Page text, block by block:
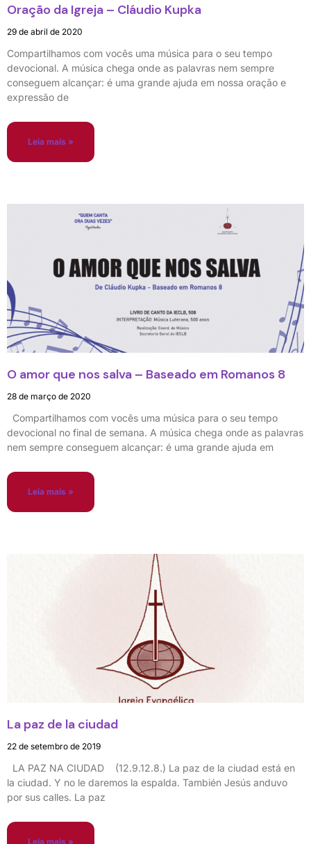
Oração da Igreja – Cláudio Kupka
29 de abril de 2020
Compartilhamos com vocês uma música para o seu tempo
devocional. A música chega onde as palavras nem sempre
conseguem alcançar: é uma grande ajuda em nossa oração e
expressão de
Leia mais »
O amor que nos salva – Baseado em Romanos 8
28 de março de 2020
Compartilhamos com vocês uma música para o seu tempo
devocional no final de semana. A música chega onde as palavras
nem sempre conseguem alcançar: é uma grande ajuda em
Leia mais »
La paz de la ciudad
22 de setembro de 2019
LA PAZ NA CIUDAD (12.9.12.8.) La paz de la ciudad está en
la ciudad. Y no le daremos la espalda. También Jesús anduvo
por sus calles. La paz
Leia mais »